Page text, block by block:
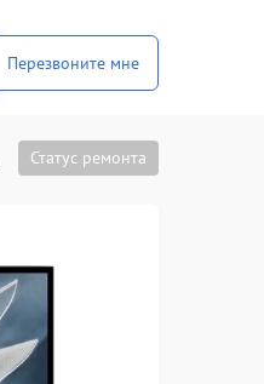
Перезвоните мне
Статус ремонта